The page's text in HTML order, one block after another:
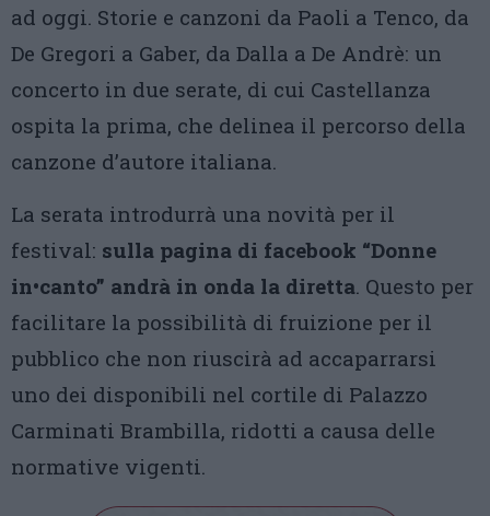
ad oggi. Storie e canzoni da Paoli a Tenco, da
De Gregori a Gaber, da Dalla a De Andrè: un
concerto in due serate, di cui Castellanza
ospita la prima, che delinea il percorso della
canzone d’autore italiana.
La serata introdurrà una novità per il
festival: sulla pagina di facebook “Donne
in•canto” andrà in onda la diretta. Questo per
facilitare la possibilità di fruizione per il
pubblico che non riuscirà ad accaparrarsi
uno dei disponibili nel cortile di Palazzo
Carminati Brambilla, ridotti a causa delle
normative vigenti.